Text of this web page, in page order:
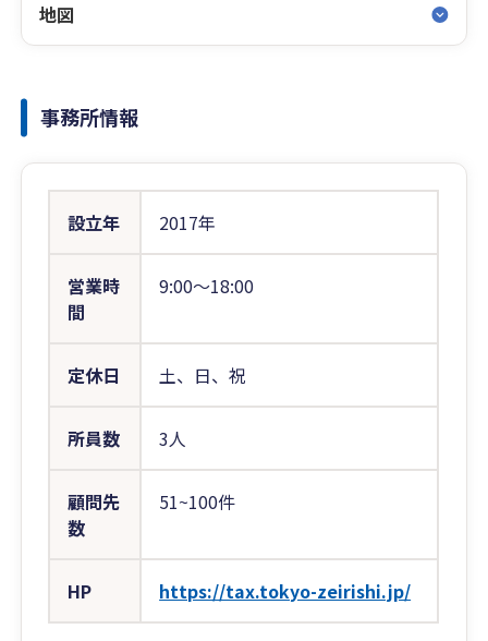
地図
事務所情報
設立年 2017年
営業時
間
9:00〜18:00
定休日 土、日、祝
所員数 3人
顧問先
数
51~100件
HP https://tax.tokyo-zeirishi.jp/